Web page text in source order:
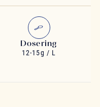
Dosering
12-15g / L